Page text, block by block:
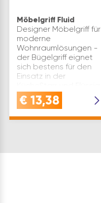
Möbelgriff Fluid
Designer Möbelgriff für
moderne
Wohnraumlösungen -
der Bügelgriff eignet
sich bestens für den
Einsatz in der
ist das Motto bei
diesem schönen
€ 13,38